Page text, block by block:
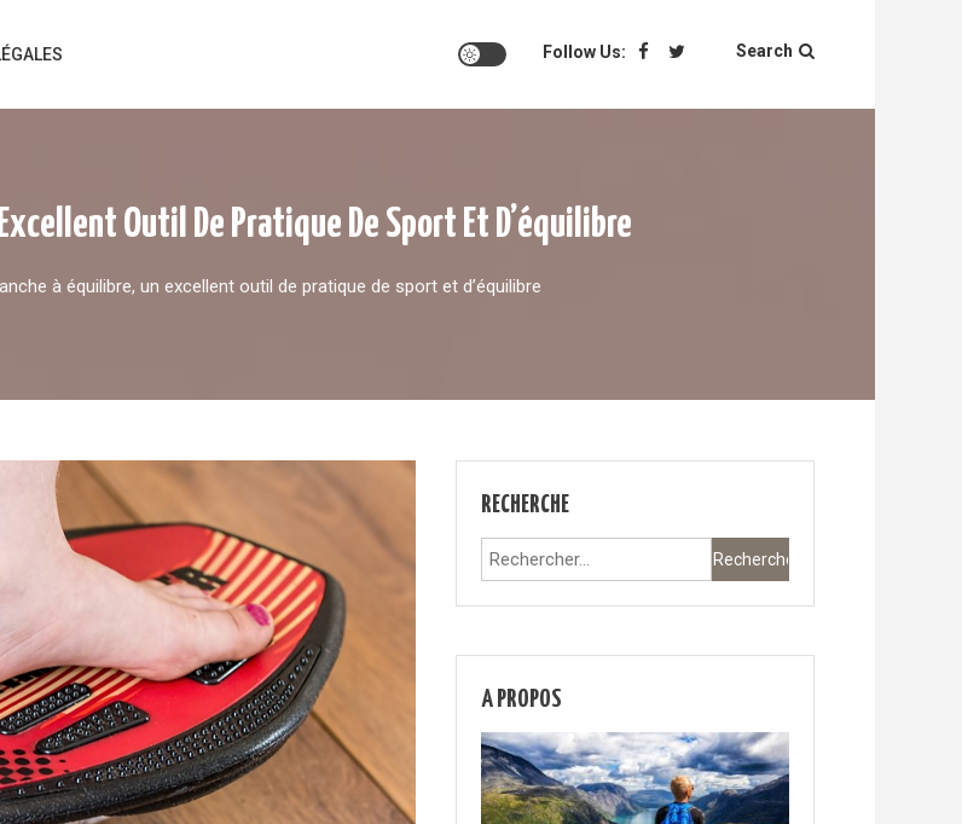
Follow Us: Search
Outil De Pratique De Sport Et D’équilibre
à équilibre, un excellent outil de pratique de sport et d’équilibre
RECHERCHE
Rechercher :
A PROPOS